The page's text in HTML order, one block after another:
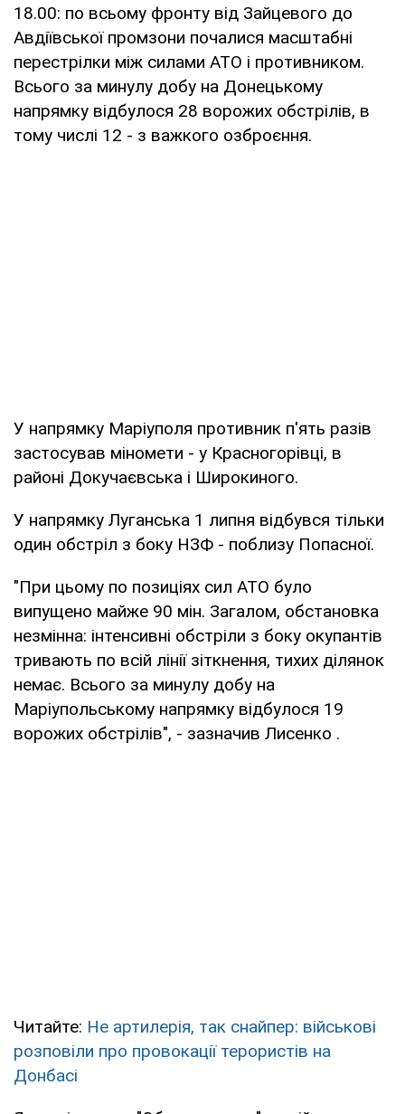
18.00: по всьому фронту від Зайцевого до
Авдіївської промзони почалися масштабні
перестрілки між силами АТО і противником.
Всього за минулу добу на Донецькому
напрямку відбулося 28 ворожих обстрілів, в
тому числі 12 - з важкого озброєння.
У напрямку Маріуполя противник п'ять разів
застосував міномети - у Красногорівці, в
районі Докучаєвська і Широкиного.
У напрямку Луганська 1 липня відбувся тільки
один обстріл з боку НЗФ - поблизу Попасної.
"При цьому по позиціях сил АТО було
випущено майже 90 мін. Загалом, обстановка
незмінна: інтенсивні обстріли з боку окупантів
тривають по всій лінії зіткнення, тихих ділянок
немає. Всього за минулу добу на
Маріупольському напрямку відбулося 19
ворожих обстрілів", - зазначив Лисенко .
Читайте: Не артилерія, так снайпер: військові
розповіли про провокації терористів на
Донбасі